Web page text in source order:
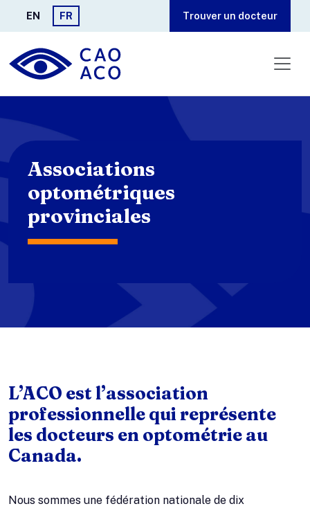
Aller au contenu principal
EN FR Trouver un docteur
Associations
optométriques
provinciales
L’ACO est l’association
professionnelle qui représente
les docteurs en optométrie au
Canada.
Nous sommes une fédération nationale de dix